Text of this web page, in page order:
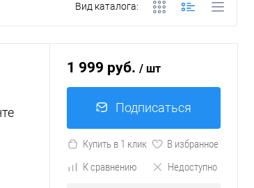
Вид каталога:
1 999 руб. / шт
Подписаться
Купить в 1 клик
В избранное
К сравнению
Недоступно